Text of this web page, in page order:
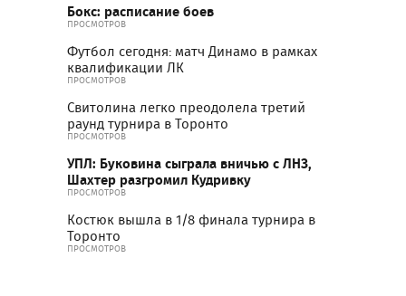
Бокс: расписание боев
ПРОСМОТРОВ
Футбол сегодня: матч Динамо в рамках
квалификации ЛК
ПРОСМОТРОВ
Свитолина легко преодолела третий
раунд турнира в Торонто
ПРОСМОТРОВ
УПЛ: Буковина сыграла вничью с ЛНЗ,
Шахтер разгромил Кудривку
ПРОСМОТРОВ
Костюк вышла в 1/8 финала турнира в
Торонто
ПРОСМОТРОВ